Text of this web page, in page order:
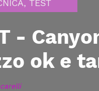
, TEST
-
ok e